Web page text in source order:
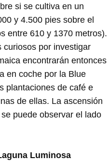
si se cultiva en un
y 4.500 pies sobre el
entre 610 y 1370 metros).
curiosos por investigar
encontrarán entonces
en coche por la Blue
plantaciones de café e
de ellas. La ascensión
puede observar el lado
Luminosa